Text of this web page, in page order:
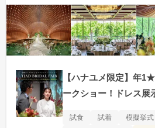
【ハナユメ限定】年
ークショー！ドレス展
試食 試着 模擬挙式